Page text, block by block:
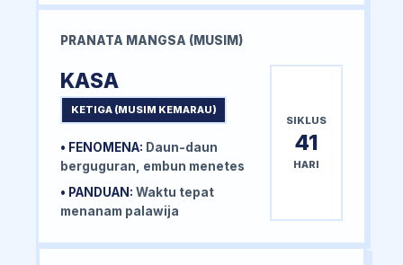
PRANATA MANGSA (MUSIM)
KASA
KETIGA (MUSIM KEMARAU)
• FENOMENA: Daun-daun
berguguran, embun menetes
• PANDUAN: Waktu tepat
menanam palawija
SIKLUS
41
HARI